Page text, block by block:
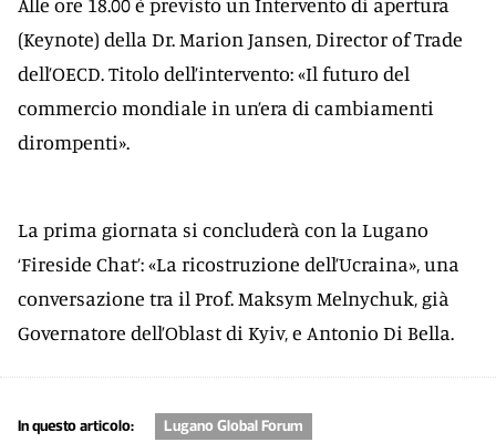
(Keynote) della Dr. Marion Jansen, Director of Trade
dell’OECD. Titolo dell’intervento: «Il futuro del
commercio mondiale in un’era di cambiamenti
dirompenti».
La prima giornata si concluderà con la Lugano
‘Fireside Chat’: «La ricostruzione dell’Ucraina», una
conversazione tra il Prof. Maksym Melnychuk, già
Governatore dell’Oblast di Kyiv, e Antonio Di Bella.
In questo articolo: Lugano Global Forum